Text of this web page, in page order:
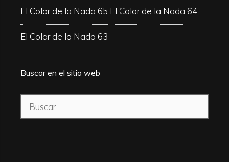
El Color de la Nada 65 El Color de la Nada 64
El Color de la Nada 63
Buscar en el sitio web